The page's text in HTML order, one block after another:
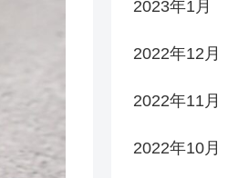
2023年1月
2022年12月
2022年11月
2022年10月